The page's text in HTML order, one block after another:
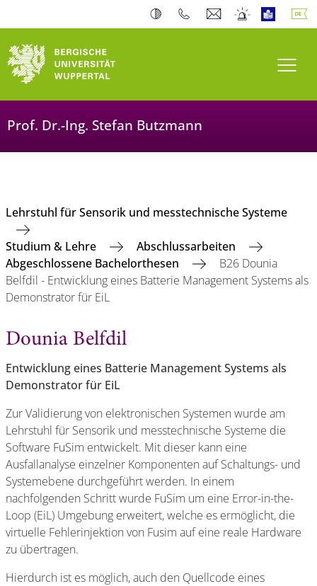
Prof. Dr.-Ing. Stefan Butzmann
Lehrstuhl für Sensorik und messtechnische Systeme
Studium & Lehre
Abschlussarbeiten
Abgeschlossene Bachelorthesen
B26 Dounia
Belfdil - Entwicklung eines Batterie Management Systems als
Demonstrator für EiL
Dounia Belfdil
Entwicklung eines Batterie Management Systems als
Demonstrator für EiL
Zur Validierung von elektronischen Systemen wurde am
Lehrstuhl für Sensorik und messtechnische Systeme die
Software FuSim entwickelt. Mit dieser kann eine
Ausfallanalyse einzelner Komponenten auf Schaltungs- und
Systemebene durchgeführt werden. In einem
nachfolgenden Schritt wurde FuSim um eine Error-in-the-
Loop (EiL) Umgebung erweitert, welche es ermöglicht, die
virtuelle Fehlerinjektion von Fusim auf eine reale Hardware
zu übertragen.
Hierdurch ist es möglich, auch den Quellcode eines